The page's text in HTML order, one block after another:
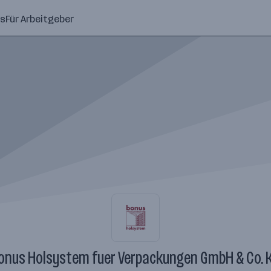
Für Arbeitgeber
Holsystem fuer Verpackungen GmbH & Co.